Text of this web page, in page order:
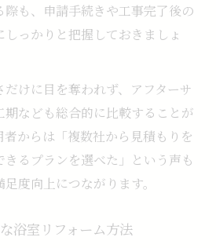
も、申請手続きや工事完了後の
っかりと把握しておきましょ
けに目を奪われず、アフターサ
期なども総合的に比較することが
からは「複数社から見積もりを
るプランを選べた」という声も
度向上につながります。
浴室リフォーム方法